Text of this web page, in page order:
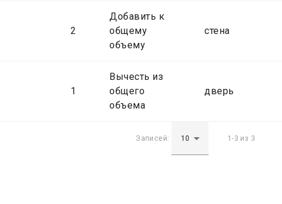
2
Добавить к
общему
объему
стена
1
Вычесть из
общего
объема
дверь
Записей: 1-3 из 3